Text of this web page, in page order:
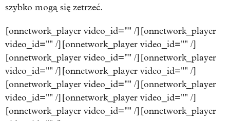
szybko mogą się zetrzeć.
[onnetwork_player video_id="" /][onnetwork_player
video_id="" /][onnetwork_player video_id="" /]
[onnetwork_player video_id="" /][onnetwork_player
video_id="" /][onnetwork_player video_id="" /]
[onnetwork_player video_id="" /][onnetwork_player
video_id="" /][onnetwork_player video_id="" /]
[onnetwork_player video_id="" /][onnetwork_player